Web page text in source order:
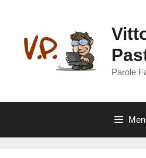
contenuto
Parole